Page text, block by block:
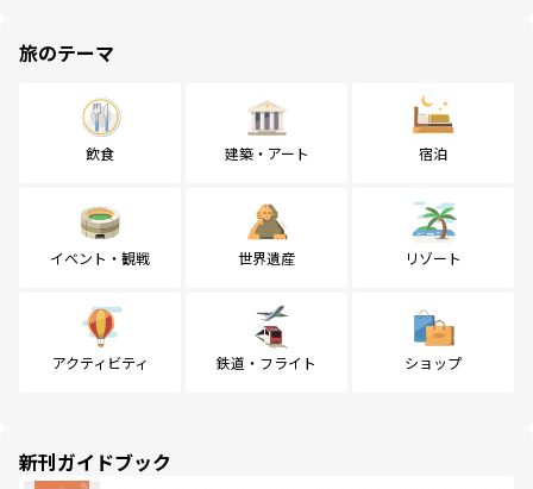
旅のテーマ
飲食 建築・アート 宿泊
イベント・観戦 世界遺産 リゾート
アクティビティ 鉄道・フライト ショップ
新刊ガイドブック